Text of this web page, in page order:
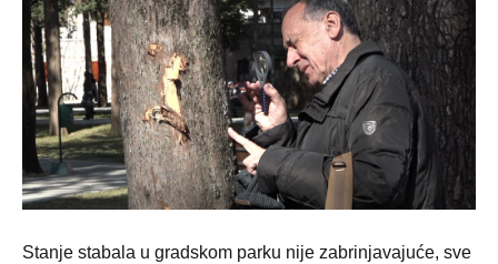
Stanje stabala u gradskom parku nije zabrinjavajuće, sve